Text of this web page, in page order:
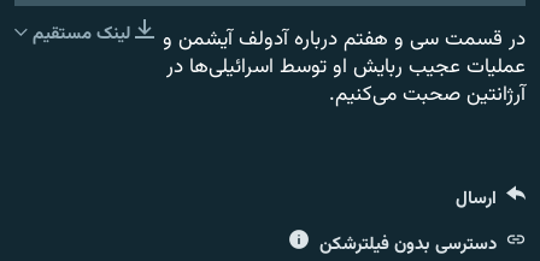
YouTube
لینک مستقیم
در قسمت سی و هفتم درباره آدولف آیشمن و
عملیات عجیب ربایش او توسط اسرائیلی‌ها در
آرژانتین صحبت می‌کنیم.
ارسال
دسترسی بدون فیلترشکن